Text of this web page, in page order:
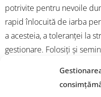
potrivite pentru nevoile
rapid înlocuită de iarba
a acesteia, a toleranței la
gestionare. Folosiți și
începutul toamnei,
pot fi o problemă în